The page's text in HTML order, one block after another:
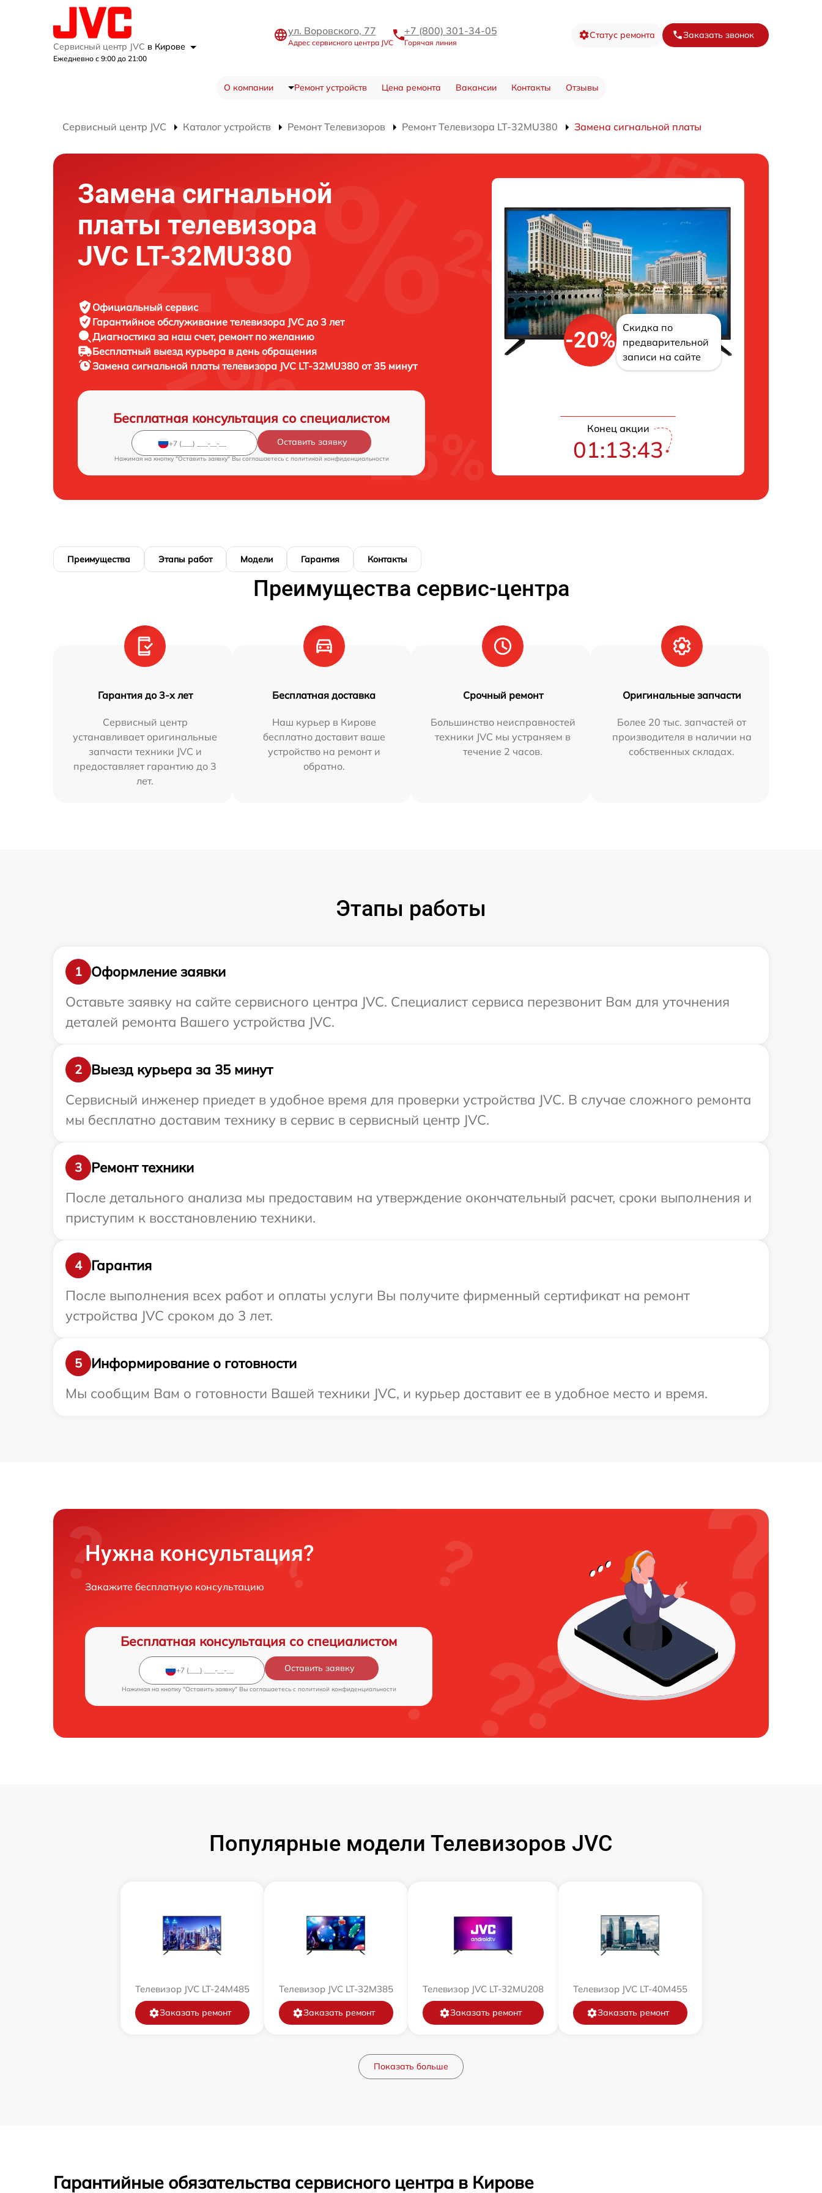
Сервисный центр JVC в Кирове
Ежедневно с 9:00 до 21:00
ул. Воровского, 77
Адрес сервисного центра JVC
+7 (800) 301-34-05
Горячая линия
Статус ремонта Заказать звонок
О компании Ремонт устройств Цена ремонта Вакансии Контакты Отзывы
Сервисный центр JVC Каталог устройств Ремонт Телевизоров Ремонт Телевизора LT-32MU380 Замена сигнальной платы
Замена сигнальной
платы телевизора
JVC LT-32MU380
Официальный сервис
Гарантийное обслуживание телевизора JVC до 3 лет
Диагностика за наш счет, ремонт по желанию
Бесплатный выезд курьера в день обращения
Замена сигнальной платы телевизора JVC LT-32MU380 от 35 минут
Бесплатная консультация со специалистом
Оставить заявку
Нажимая на кнопку "Оставить заявку" Вы соглашаетесь c политикой конфиденциальности
-20%
Скидка по
предварительной
записи на сайте
Конец акции
01:13:42
Преимущества Этапы работ Модели Гарантия Контакты
Преимущества сервис-центра
Гарантия до 3-х лет
Сервисный центр
устанавливает оригинальные
запчасти техники JVC и
предоставляет гарантию до 3
лет.
Бесплатная доставка
Наш курьер в Кирове
бесплатно доставит ваше
устройство на ремонт и
обратно.
Срочный ремонт
Большинство неисправностей
техники JVC мы устраняем в
течение 2 часов.
Оригинальные запчасти
Более 20 тыс. запчастей от
производителя в наличии на
собственных складах.
Этапы работы
1
Оформление заявки
Оставьте заявку на сайте сервисного центра JVC. Специалист сервиса перезвонит Вам для уточнения
деталей ремонта Вашего устройства JVC.
2
Выезд курьера за 35 минут
Сервисный инженер приедет в удобное время для проверки устройства JVC. В случае сложного ремонта
мы бесплатно доставим технику в сервис в сервисный центр JVC.
3
Ремонт техники
После детального анализа мы предоставим на утверждение окончательный расчет, сроки выполнения и
приступим к восстановлению техники.
4
Гарантия
После выполнения всех работ и оплаты услуги Вы получите фирменный сертификат на ремонт
устройства JVC сроком до 3 лет.
5
Информирование о готовности
Мы сообщим Вам о готовности Вашей техники JVC, и курьер доставит ее в удобное место и время.
Нужна консультация?
Закажите бесплатную консультацию
Бесплатная консультация со специалистом
Оставить заявку
Нажимая на кнопку "Оставить заявку" Вы соглашаетесь c политикой конфиденциальности
Популярные модели Телевизоров JVC
Телевизор JVC LT-24M485
Заказать ремонт
Телевизор JVC LT-32M385
Заказать ремонт
Телевизор JVC LT-32MU208
Заказать ремонт
Телевизор JVC LT-40M455
Заказать ремонт
Показать больше
Гарантийные обязательства сервисного центра в Кирове